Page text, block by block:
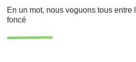
En un mot, nous voguons tous entre
foncé